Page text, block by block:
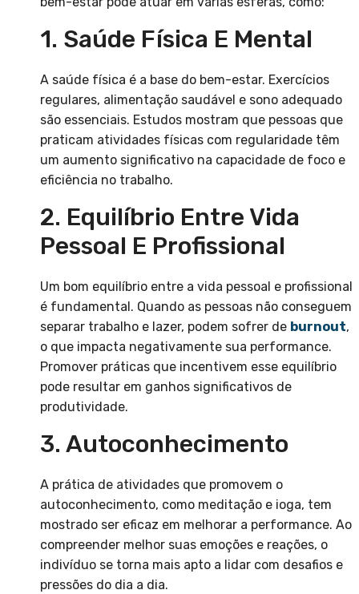
1. Saúde Física E Mental
A saúde física é a base do bem-estar. Exercícios
regulares, alimentação saudável e sono adequado
são essenciais. Estudos mostram que pessoas que
praticam atividades físicas com regularidade têm
um aumento significativo na capacidade de foco e
eficiência no trabalho.
2. Equilíbrio Entre Vida
Pessoal E Profissional
Um bom equilíbrio entre a vida pessoal e profissional
é fundamental. Quando as pessoas não conseguem
separar trabalho e lazer, podem sofrer de burnout,
o que impacta negativamente sua performance.
Promover práticas que incentivem esse equilíbrio
pode resultar em ganhos significativos de
produtividade.
3. Autoconhecimento
A prática de atividades que promovem o
autoconhecimento, como meditação e ioga, tem
mostrado ser eficaz em melhorar a performance. Ao
compreender melhor suas emoções e reações, o
indivíduo se torna mais apto a lidar com desafios e
pressões do dia a dia.